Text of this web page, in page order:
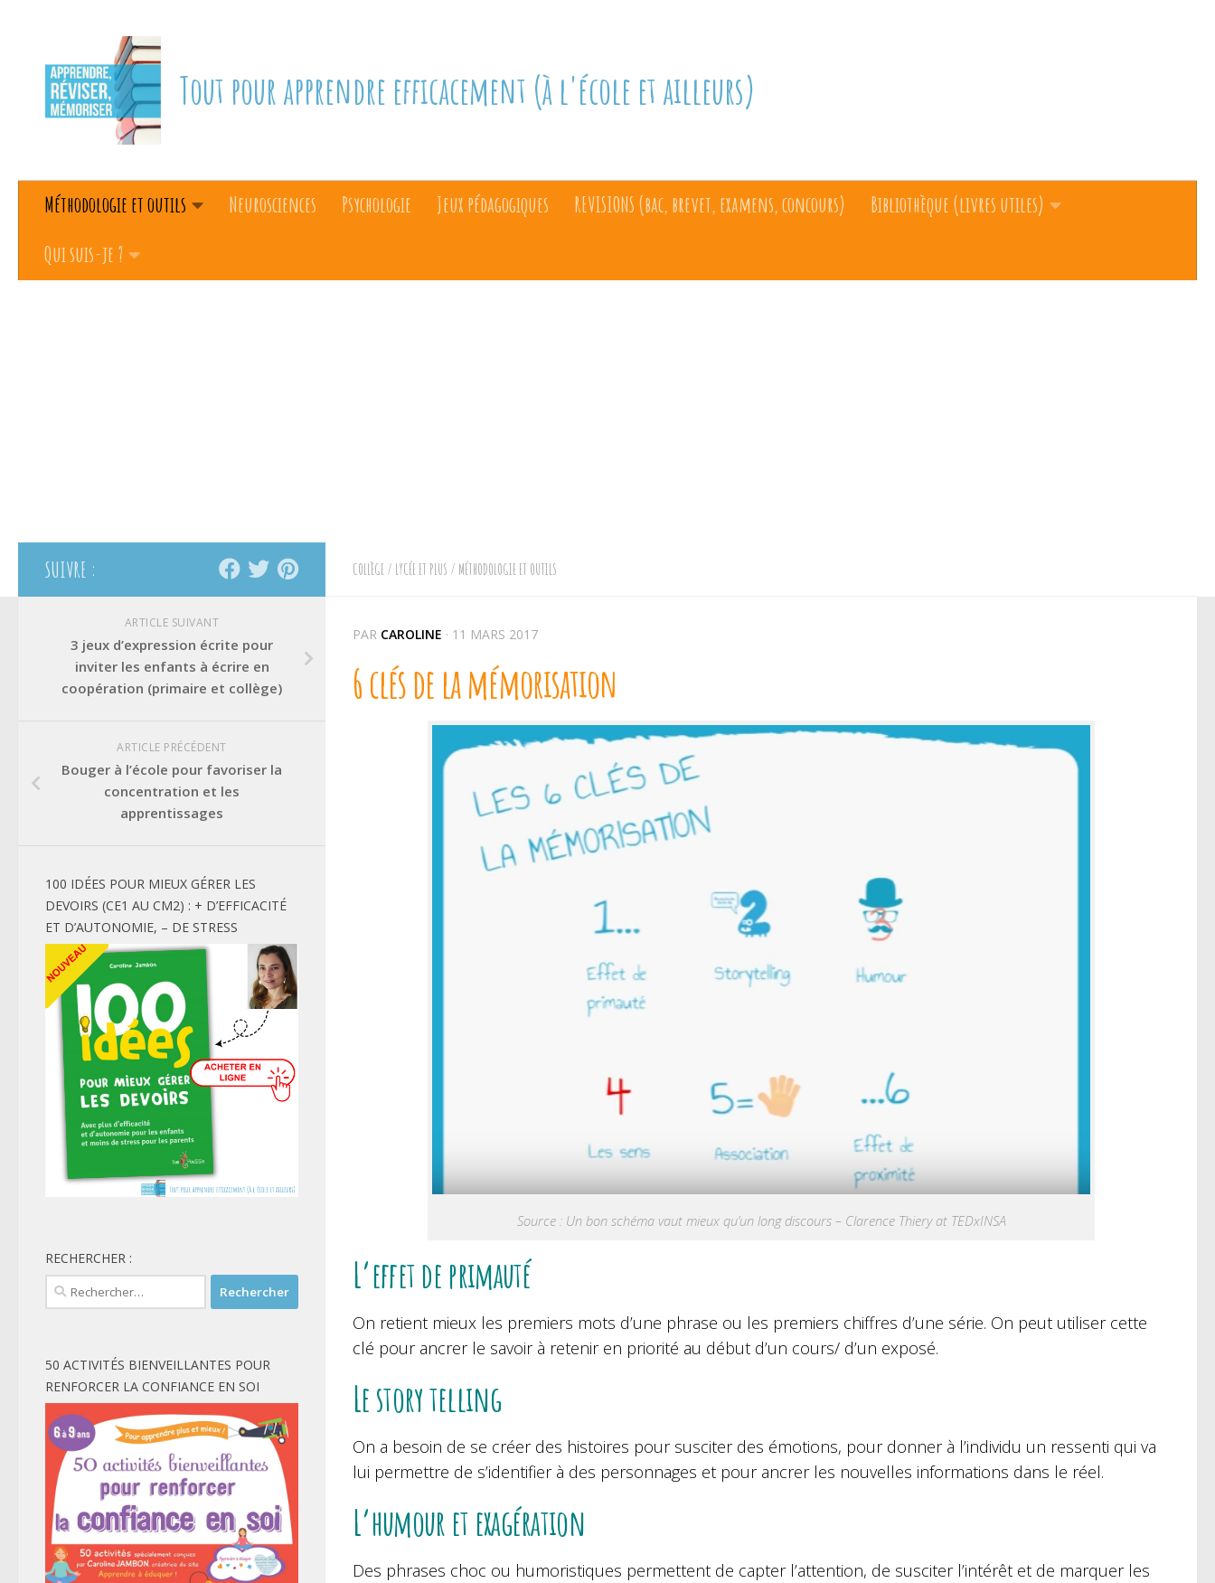
Tout pour apprendre efficacement (à l'école et ailleurs)
Méthodologie et outils Neurosciences Psychologie Jeux pédagogiques REVISIONS (bac, brevet, examens, concours)
Bibliothèque (livres utiles)
Qui suis-je ?
COLLÈGE / LYCÉE ET PLUS / MÉTHODOLOGIE ET OUTILS
PAR CAROLINE · 11 MARS 2017
6 clés de la mémorisation
Source : Un bon schéma vaut mieux qu’un long discours – Clarence Thiery at TEDxINSA
L’effet de primauté
On retient mieux les premiers mots d’une phrase ou les premiers chiffres d’une série. On peut utiliser cette
clé pour ancrer le savoir à retenir en priorité au début d’un cours/ d’un exposé.
Le story telling
On a besoin de se créer des histoires pour susciter des émotions, pour donner à l’individu un ressenti qui va
lui permettre de s’identifier à des personnages et pour ancrer les nouvelles informations dans le réel.
L’humour et exagération
Des phrases choc ou humoristiques permettent de capter l’attention, de susciter l’intérêt et de marquer les
SUIVRE :
ARTICLE SUIVANT
3 jeux d’expression écrite pour
inviter les enfants à écrire en
coopération (primaire et collège)
ARTICLE PRÉCÉDENT
Bouger à l’école pour favoriser la
concentration et les
apprentissages
100 IDÉES POUR MIEUX GÉRER LES
DEVOIRS (CE1 AU CM2) : + D’EFFICACITÉ
ET D’AUTONOMIE, – DE STRESS
RECHERCHER :
Rechercher :
50 ACTIVITÉS BIENVEILLANTES POUR
RENFORCER LA CONFIANCE EN SOI